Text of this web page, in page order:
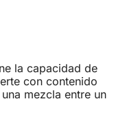
la capacidad de
con contenido
mezcla entre un